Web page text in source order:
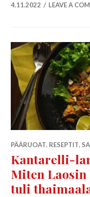
4.11.2022 LEAVE A
PÄÄRUOAT, RESEPTIT,
Kantarelli-
Miten
tuli